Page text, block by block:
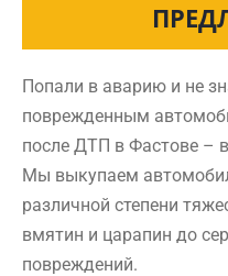
Попали в аварию и не
поврежденным
после ДТП в Фастове –
Мы выкупаем
различной степени
вмятин и царапин до
повреждений.